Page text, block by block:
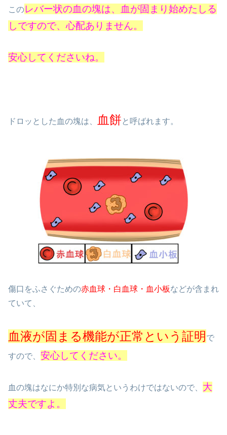
このレバー状の血の塊は、血が固まり始めたしる
しですので、心配ありません。
安心してくださいね。
ドロッとした血の塊は、 血餅 と呼ばれます。
傷口をふさぐための赤血球・白血球・血小板などが含まれ
ていて、
血液が固まる機能が正常という証明で
すので、 安心してください。
血の塊はなにか特別な病気というわけではないので、 大
丈夫ですよ。